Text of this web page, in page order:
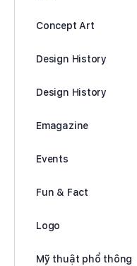
Concept Art
Design History
Design History
Emagazine
Events
Fun & Fact
Logo
Mỹ thuật phổ thông